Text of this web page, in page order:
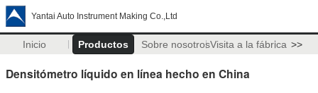
Yantai Auto Instrument Making Co.,Ltd
Inicio Productos Sobre nosotrosVisita a la fábrica >>
Densitómetro líquido en línea hecho en China